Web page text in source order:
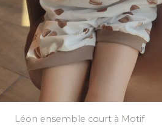
Léon ensemble court à Motif